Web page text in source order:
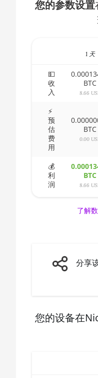
🇧🇷ㅤ BRL - R$
🏳ㅤ BSD - B$
🇧🇹ㅤ BTN - Nu.
🇧🇼ㅤ BWP
🇧🇾ㅤ BYN
🇧🇿ㅤ BZD - BZ$
🇨🇦ㅤ CAD - CA$
🇨🇴ㅤ COP - CO$
🇨🇻ㅤ CVE - CV$
AMD CPU Ryzen
AMD CPU Ryzen
AMD CPU Ryzen
AMD CPU Ryzen
AMD CPU Ryzen
AMD CPU Ryzen
AMD CPU Ryzen
AMD CPU Ryzen
AMD CPU Ryzen
AMD CPU Ryzen
AMD CPU Ryzen
AMD CPU Ryzen
AMD CPU Ryzen
AMD CPU Ryzen
您的参数设置
1 天
💵
收
入
BTC
8.66
⚡
预
估
费
用
BTC
0.00
💰
利
润
BTC
8.66
了解
分享
您的设备在